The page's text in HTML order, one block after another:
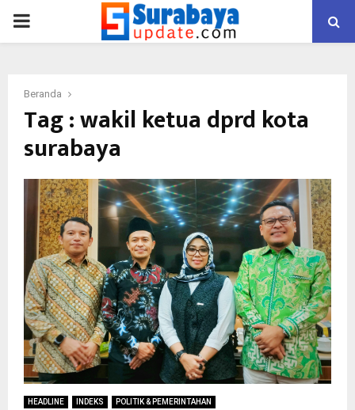
PRIMARY
Beranda
Tag : wakil ketua dprd kota
surabaya
HEADLINE INDEKS POLITIK & PEMERINTAHAN